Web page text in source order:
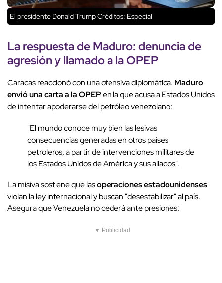
El presidente Donald TrumpCréditos: Especial
La respuesta de Maduro: denuncia de
agresión y llamado a la OPEP
Caracas reaccionó con una ofensiva diplomática. Maduro
envió una carta a la OPEPen la que acusa a Estados Unidos
de intentar apoderarse del petróleo venezolano:
"El mundo conoce muy bien las lesivas
consecuencias generadas en otros países
petroleros, a partir de intervenciones militares de
los Estados Unidos de América y sus aliados".
La misiva sostiene que lasoperaciones estadounidenses
violan la ley internacional y buscan "desestabilizar" al país.
Asegura que Venezuela no cederá ante presiones:
▼ Publicidad